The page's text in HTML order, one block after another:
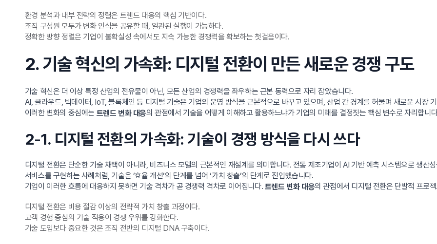
환경 분석과 내부 전략의 정렬은 트렌드 대응의 핵심 기반이다.
조직 구성원 모두가 변화 인식을 공유할 때, 일관된 실행이 가능하다.
정확한 방향 정렬은 기업이 불확실성 속에서도 지속 가능한 경쟁력을 확보하는 첫걸음이다.
2. 기술 혁신의 가속화: 디지털 전환이 만든 새로운 경쟁 구도
기술 혁신은 더 이상 특정 산업의 전유물이 아닌, 모든 산업의 경쟁력을 좌우하는 근본 동력으로 자리 잡았습니다.
AI, 클라우드, 빅데이터, IoT, 블록체인 등 디지털 기술은 기업의 운영 방식을 근본적으로 바꾸고 있으며, 산업 간 경계를 허물며 새로운 시장
이러한 변화의 중심에는 트렌드 변화 대응의 관점에서 기술을 어떻게 이해하고 활용하느냐가 기업의 미래를 결정짓는 핵심 변수로 자리합니
2-1. 디지털 전환의 가속화: 기술이 경쟁 방식을 다시 쓰다
디지털 전환은 단순한 기술 채택이 아니라, 비즈니스 모델의 근본적인 재설계를 의미합니다. 전통 제조기업이 AI 기반 예측 시스템으로 생산
서비스를 구현하는 사례처럼, 기술은 ‘효율 개선’의 단계를 넘어 ‘가치 창출’의 단계로 진입했습니다.
기업이 이러한 흐름에 대응하지 못하면 기술 격차가 곧 경쟁력 격차로 이어집니다. 트렌드 변화 대응의 관점에서 디지털 전환은 단발적 프로
디지털 전환은 비용 절감 이상의 전략적 가치 창출 과정이다.
고객 경험 중심의 기술 적용이 경쟁 우위를 강화한다.
기술 도입보다 중요한 것은 조직 전반의 디지털 DNA 구축이다.